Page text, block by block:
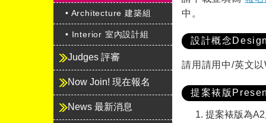
• Architecture 建築組
• Interior 室內設計組
Judges 評審
Now Join! 現在報名
News 最新消息
中。
設計概念
請用請用中/英文
提案裱版
提案裱版為